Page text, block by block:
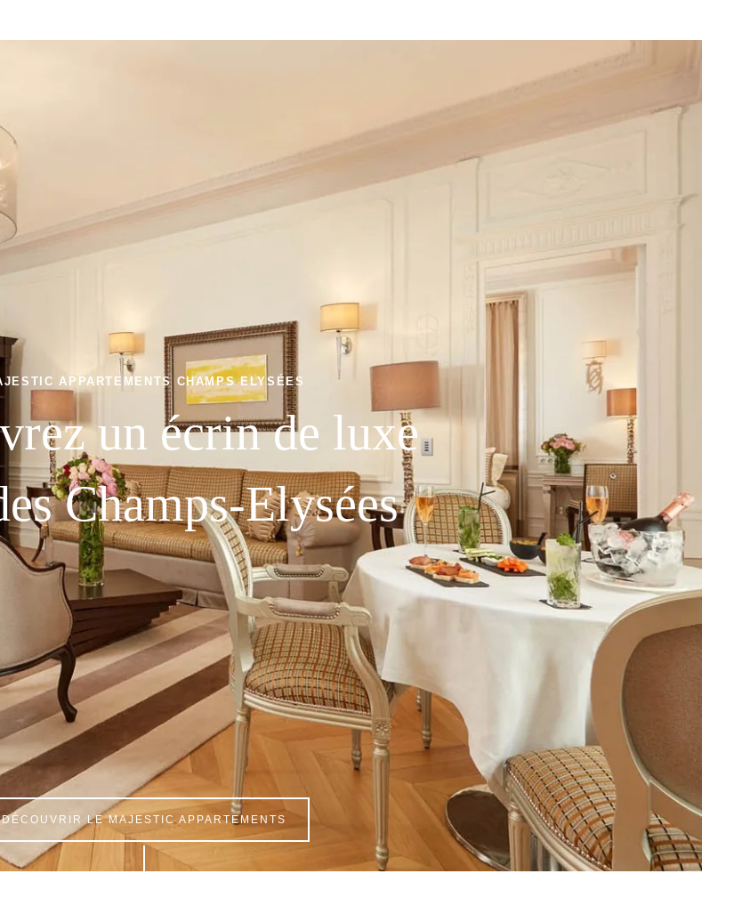
APPARTEMENTS CHAMPS ELYSÉES
un écrin de luxe
Champs-Elysées
DÉCOUVRIR LE MAJESTIC APPARTEMENTS